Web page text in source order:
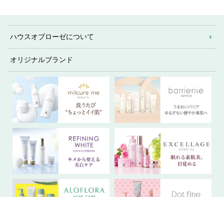
ハウスオブローゼについて
オリジナルブランド